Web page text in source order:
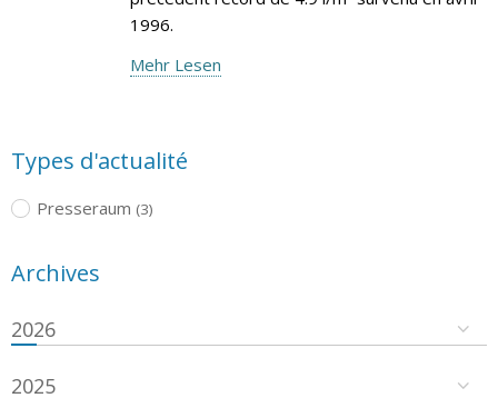
1996.
Mehr Lesen
Types d'actualité
Presseraum (3)
Archives
2026
2025